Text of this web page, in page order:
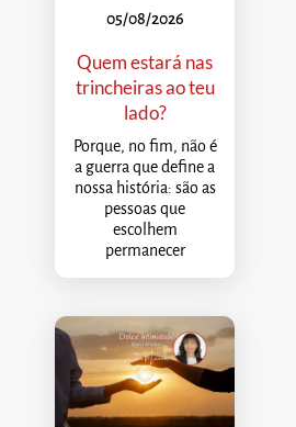
05/08/2026
Quem estará nas
trincheiras ao teu
lado?
Porque, no fim, não é
a guerra que define a
nossa história: são as
pessoas que
escolhem
permanecer